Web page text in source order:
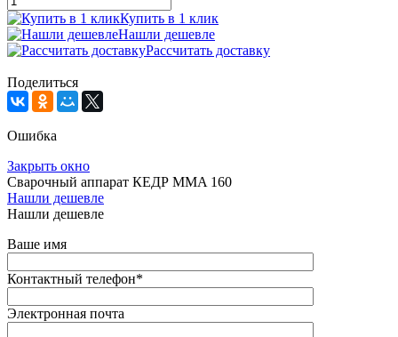
Купить в 1 клик
Нашли дешевле
Рассчитать доставку
Поделиться
Ошибка
Закрыть окно
Сварочный аппарат КЕДР MMA 160
Нашли дешевле
Нашли дешевле
Ваше имя
Контактный телефон*
Электронная почта